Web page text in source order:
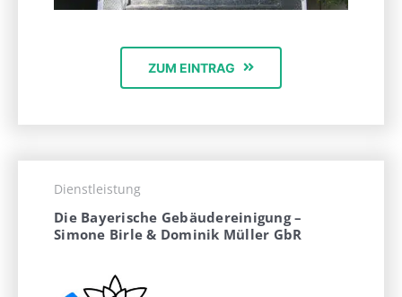
ZUM EINTRAG
Dienstleistung
Die Bayerische Gebäudereinigung –
Simone Birle & Dominik Müller GbR